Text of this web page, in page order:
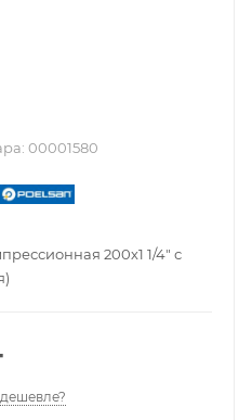
00001580
200х1 1/4" с